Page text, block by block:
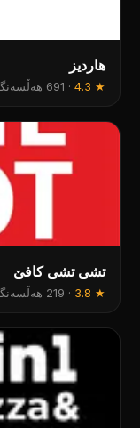
هارديز
★
4.3
· 691 هەڵسەنگاندن
تشی تشی کافێ
★
3.8
· 219 هەڵسەنگاندن